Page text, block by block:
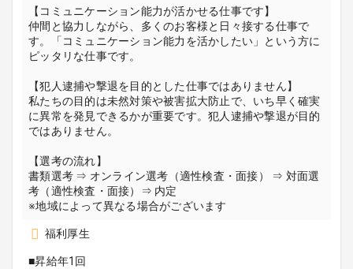
【コミュニケーション能力が活かせる仕事です】
仲間と協力しながら、多くのお客様と日々接する仕事で
す。「コミュニケーション能力を活かしたい」という方に
ピッタリな仕事です。
【犯人逮捕や撃退を目的とした仕事ではありません】
私たちの目的は未然対策や被害拡大防止で、いち早く確実
に異常を発見できるかが重要です。犯人逮捕や撃退が目的
ではありません。
【選考の流れ】
書類選考 ⇒ オンライン選考（適性検査・面接） ⇒ 対面選
考（適性検査・面接）⇒ 内定
※地域によって異なる場合がございます
福利厚生
■昇給年1回